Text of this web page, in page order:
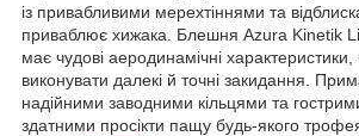
із привабливими мерехтіннями та
приваблює хижака. Блешня Azura Kinetik
має чудові аеродинамічні
виконувати далекі й точні закидання.
надійними заводними кільцями та
здатними просікти пащу будь-якого